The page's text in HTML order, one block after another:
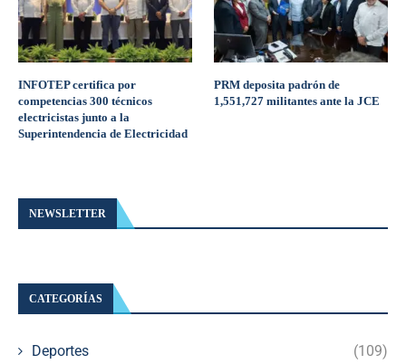
INFOTEP certifica por
competencias 300 técnicos
electricistas junto a la
Superintendencia de Electricidad
PRM deposita padrón de
1,551,727 militantes ante la JCE
NEWSLETTER
CATEGORÍAS
Deportes (109)